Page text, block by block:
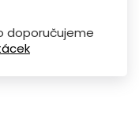
doporučujeme